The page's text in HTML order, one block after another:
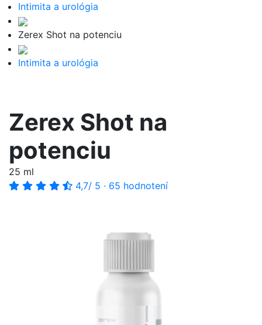
Intimita a urológia
Zerex Shot na potenciu
Intimita a urológia
Zerex Shot na
potenciu
25 ml
4,7/ 5 · 65 hodnotení